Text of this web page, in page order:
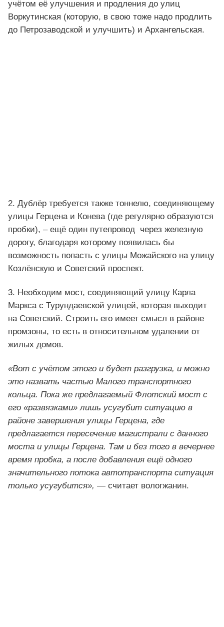
учётом её улучшения и продления до улиц
Воркутинская (которую, в свою тоже надо продлить
до Петрозаводской и улучшить) и Архангельская.
2. Дублёр требуется также тоннелю, соединяющему
улицы Герцена и Конева (где регулярно образуются
пробки), – ещё один путепровод через железную
дорогу, благодаря которому появилась бы
возможность попасть с улицы Можайского на улицу
Козлёнскую и Советский проспект.
3. Необходим мост, соединяющий улицу Карла
Маркса с Турундаевской улицей, которая выходит
на Советский. Строить его имеет смысл в районе
промзоны, то есть в относительном удалении от
жилых домов.
«Вот с учётом этого и будет разгрузка, и можно
это назвать частью Малого транспортного
кольца. Пока же предлагаемый Флотский мост с
его «развязками» лишь усугубит ситуацию в
районе завершения улицы Герцена, где
предлагается пересечение магистрали с данного
моста и улицы Герцена. Там и без того в вечернее
время пробка, а после добавления ещё одного
значительного потока автотранспорта ситуация
только усугубится», — считает вологжанин.